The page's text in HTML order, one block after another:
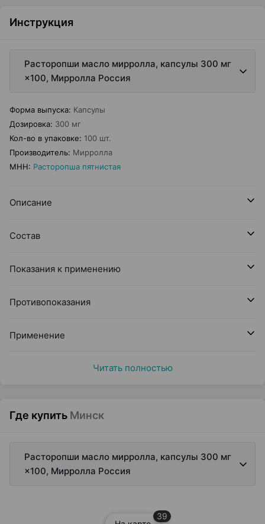
Инструкция
Расторопши масло мирролла, капсулы 300 мг
×100, Мирролла Россия
Форма выпуска: Капсулы
Дозировка: 300 мг
Кол-во в упаковке: 100 шт.
Производитель: Мирролла
МНН: Расторопша пятнистая
Описание
Состав
Показания к применению
Противопоказания
Применение
Читать полностью
Где купить Минск
Расторопши масло мирролла, капсулы 300 мг
×100, Мирролла Россия
39